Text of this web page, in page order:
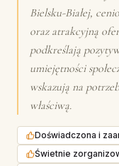
Bielsku-Białej,
oraz atrakcyjną
podkreślają
umiejętności
wskazują na
właściwą.
Doświadczona i
Świetnie